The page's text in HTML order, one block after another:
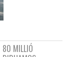
80 MILLIÓ